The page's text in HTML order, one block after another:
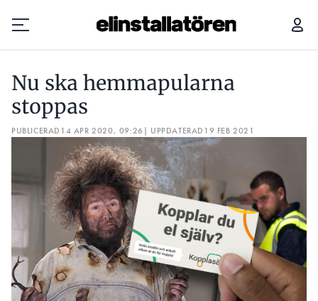
Prenumerera
Hantera prenumeration
Lediga jobb
Annonsera
Läs E-tidningen
Om tidningen
Kontakt
Nu ska hemmapularna
stoppas
PUBLICERAD 14 APR 2020, 09:26 | UPPDATERAD 19 FEB 2021
NU SKA HEMMAPULARNA STOPPAS ”ISOLERINGEN SER